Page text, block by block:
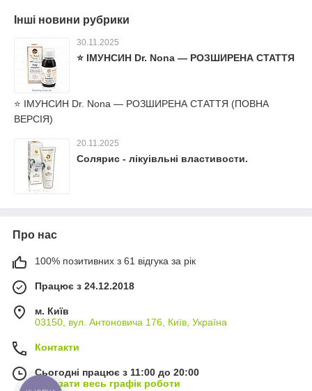
Інші новини рубрики
30.11.2025
⭐ ІМУНСИН Dr. Nona — РОЗШИРЕНА СТАТТЯ
⭐ ІМУНСИН Dr. Nona — РОЗШИРЕНА СТАТТЯ (ПОВНА
ВЕРСІЯ)
20.11.2025
Солярис - лікуівльні властивости.
Про нас
100% позитивних з 61 відгука за рік
Працює з 24.12.2018
м. Київ
03150, вул. Антоновича 176, Київ, Україна
Контакти
Сьогодні працює з 11:00 до 20:00
Показати весь графік роботи